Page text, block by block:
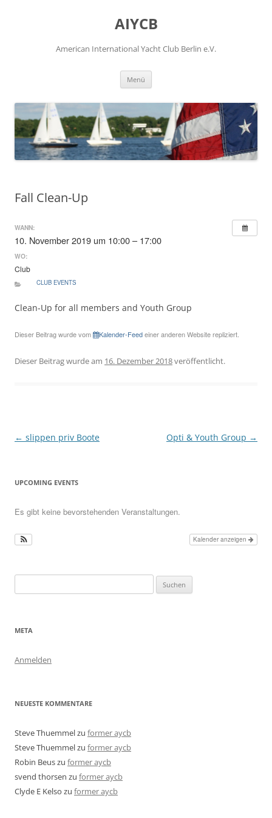
AIYCB
American International Yacht Club Berlin e.V.
Menü
Fall Clean-Up
WANN:
10. November 2019 um 10:00 – 17:00
WO:
Club
CLUB EVENTS
Clean-Up for all members and Youth Group
Dieser Beitrag wurde vom Kalender-Feedeiner anderen Website repliziert.
Dieser Beitrag wurde am 16. Dezember 2018veröffentlicht.
Beitragsnavigation
← slippen priv Boote Opti & Youth Group →
UPCOMING EVENTS
Es gibt keine bevorstehenden Veranstaltungen.
Kalender anzeigen
nach:
META
Anmelden
NEUESTE KOMMENTARE
Steve Thuemmelzu former aycb
Steve Thuemmelzu former aycb
Robin Beuszu former aycb
svend thorsen zu former aycb
Clyde E Kelso zu former aycb